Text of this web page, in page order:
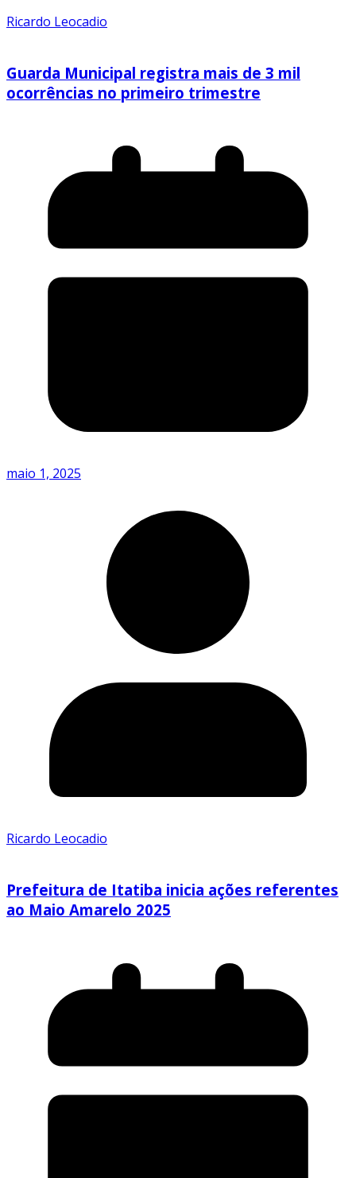
Ricardo Leocadio
Guarda Municipal registra mais de 3 mil
ocorrências no primeiro trimestre
maio 1, 2025
Ricardo Leocadio
Prefeitura de Itatiba inicia ações referentes
ao Maio Amarelo 2025